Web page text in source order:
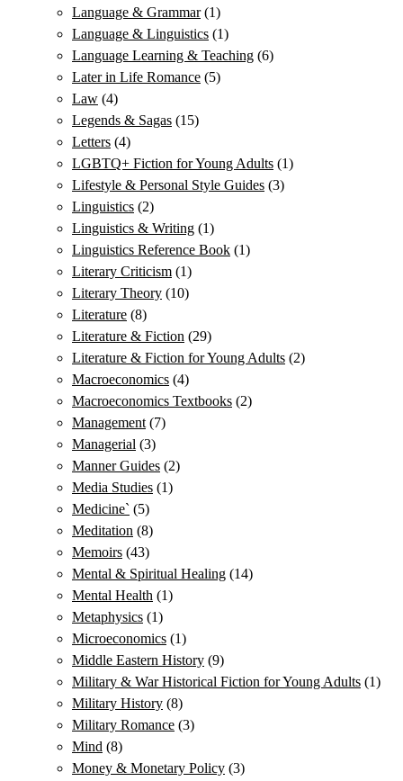
Language & Grammar (1)
Language & Linguistics (1)
Language Learning & Teaching (6)
Later in Life Romance (5)
Law (4)
Legends & Sagas (15)
Letters (4)
LGBTQ+ Fiction for Young Adults (1)
Lifestyle & Personal Style Guides (3)
Linguistics (2)
Linguistics & Writing (1)
Linguistics Reference Book (1)
Literary Criticism (1)
Literary Theory (10)
Literature (8)
Literature & Fiction (29)
Literature & Fiction for Young Adults (2)
Macroeconomics (4)
Macroeconomics Textbooks (2)
Management (7)
Managerial (3)
Manner Guides (2)
Media Studies (1)
Medicine` (5)
Meditation (8)
Memoirs (43)
Mental & Spiritual Healing (14)
Mental Health (1)
Metaphysics (1)
Microeconomics (1)
Middle Eastern History (9)
Military & War Historical Fiction for Young Adults (1)
Military History (8)
Military Romance (3)
Mind (8)
Money & Monetary Policy (3)